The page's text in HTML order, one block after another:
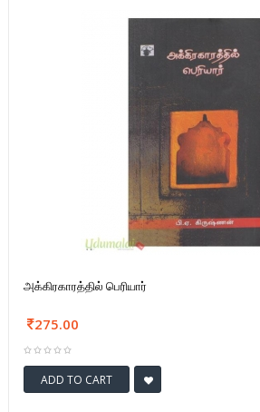
அக்கிரகாரத்தில் பெரியார்
275.00
ADD TO CART